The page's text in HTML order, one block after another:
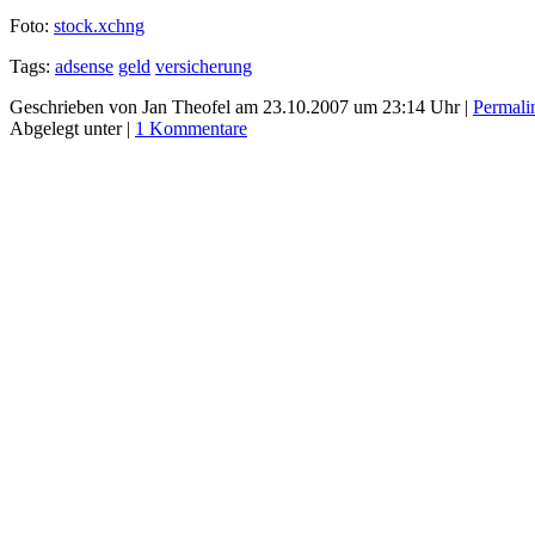
Foto: stock.xchng
Tags: adsense geld versicherung
Geschrieben von Jan Theofel am 23.10.2007 um 23:14 Uhr |
Abgelegt unter | 1 Kommentare